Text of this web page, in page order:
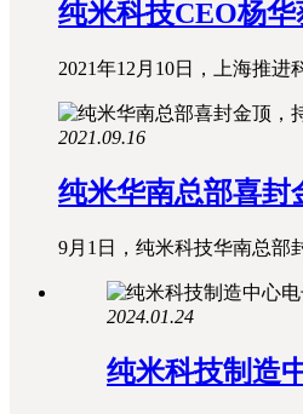
纯米科技CEO杨
2021年12月10日，上海推
2021.09.16
纯米华南总部喜封
9月1日，纯米科技华南总部
2024.01.24
纯米科技制造